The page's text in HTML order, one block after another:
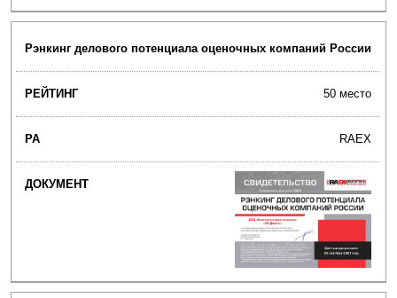
Рэнкинг делового потенциала оценочных компаний России
50 место
RAEX